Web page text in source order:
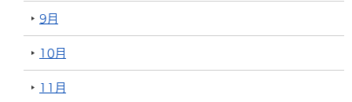
9月
10月
11月